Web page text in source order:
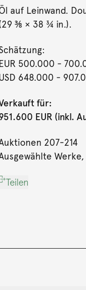
auf Leinwand.
⅜ × 38 ¾ in.).
500.000 -
648.000 -
für:
EUR (inkl.
207-214
Teilen